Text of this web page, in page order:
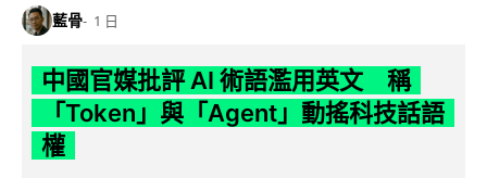
藍骨 1 日
中國官媒批評 AI 術語濫用英文 稱
「Token」與「Agent」動搖科技話語
權